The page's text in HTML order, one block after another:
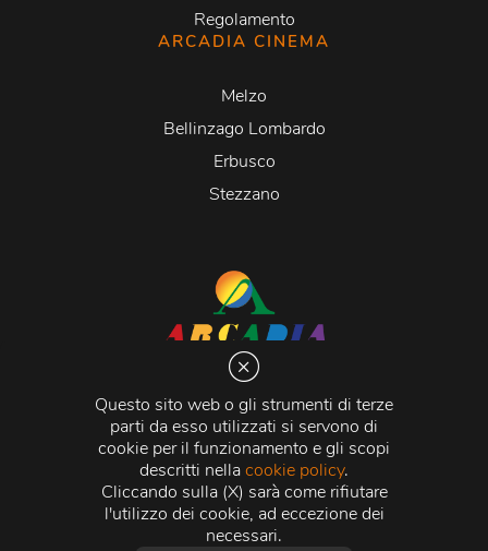
Questo sito web o gli strumenti di terze
parti da esso utilizzati si servono di
cookie per il funzionamento e gli scopi
descritti nellacookie policy.
Cliccando sulla (X) sarà come rifiutare
l'utilizzo dei cookie, ad eccezione dei
necessari.
Regolamento
ARCADIA CINEMA
Melzo
Bellinzago Lombardo
Erbusco
Stezzano
Via Martiri della Libertà 20066 Melzo (MI)
C.C.I.A.A. - R.E.A di Milano n. 1427910
Registro delle Imprese di Milano n. 338392 -
Fiscale e Partita Iva11015840157 | Capitale Sociale
500.000,00 i.v.
Credits:Crea Informatica S.r.l. 2026 © Tutti i diritti
riservati.